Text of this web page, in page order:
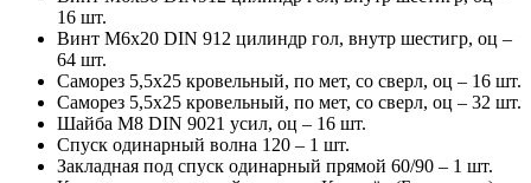
16 шт.
Винт М6х20 DIN 912 цилиндр гол, внутр шестигр, оц –
64 шт.
Саморез 5,5х25 кровельный, по мет, со сверл, оц – 16 шт.
Саморез 5,5х25 кровельный, по мет, со сверл, оц – 32 шт.
Шайба М8 DIN 9021 усил, оц – 16 шт.
Спуск одинарный волна 120 – 1 шт.
Закладная под спуск одинарный прямой 60/90 – 1 шт.